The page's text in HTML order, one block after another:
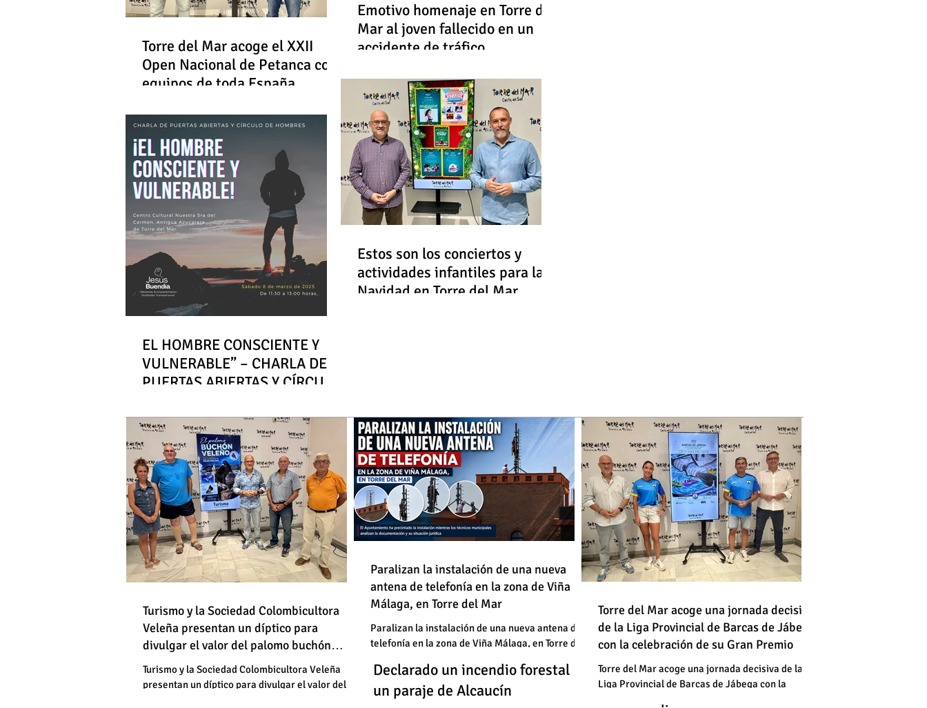
Torre del Mar acoge el XXII
Open Nacional de Petanca con
equipos de toda España
Emotivo homenaje en Torre del
Mar al joven fallecido en un
accidente de tráfico
EL HOMBRE CONSCIENTE Y
VULNERABLE” – CHARLA DE
PUERTAS ABIERTAS Y CÍRCULO
Estos son los conciertos y
actividades infantiles para la
Navidad en Torre del Mar
Destapan una "falsedad" de
Torrox sí se paga tasa de basura"
Declarado un incendio forestal en
un paraje de Alcaucín
Un vehículo en llamas atraviesa
una vía en Torre del Mar junto a
una gasolinera
Destapan una "falsedad" de
Óscar Medina y José Pino: "En
Torrox sí se paga tasa de basura"
Declarado un incendio forestal en
un paraje de Alcaucín
Un vehículo en llamas atraviesa
una vía en Torre del Mar junto a
Turismo y la Sociedad Colombicultora
Veleña presentan un díptico para
divulgar el valor del palomo buchón
veleño
Turismo y la Sociedad Colombicultora Veleña
presentan un díptico para divulgar el valor del
Paralizan la instalación de una nueva
antena de telefonía en la zona de Viña
Málaga, en Torre del Mar
Paralizan la instalación de una nueva antena de
telefonía en la zona de Viña Málaga, en Torre del
Torre del Mar acoge una jornada decisiva
de la Liga Provincial de Barcas de Jábega
con la celebración de su Gran Premio
Torre del Mar acoge una jornada decisiva de la
Liga Provincial de Barcas de Jábega con la